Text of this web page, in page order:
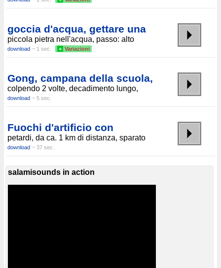
goccia d'acqua, gettare una
piccola pietra nell'acqua, passo: alto
download ~ 1 sec. + Variazioni
Gong, campana della scuola,
colpendo 2 volte, decadimento lungo,
download ~ 5 sec.
Fuochi d'artificio con
petardi, da ca. 1 km di distanza, sparato
download ~ 37 sec.
salamisounds in action